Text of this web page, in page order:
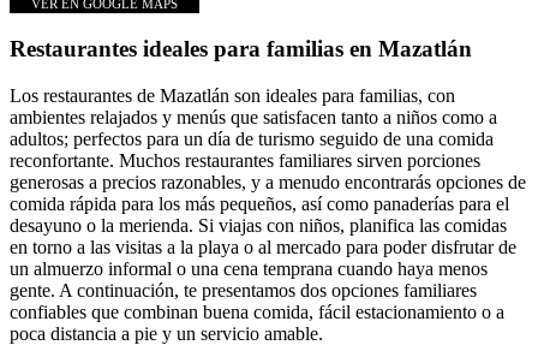
VER EN GOOGLE MAPS
Restaurantes ideales para familias en Mazatlán
Los restaurantes de Mazatlán son ideales para familias, con
ambientes relajados y menús que satisfacen tanto a niños como a
adultos; perfectos para un día de turismo seguido de una comida
reconfortante. Muchos restaurantes familiares sirven porciones
generosas a precios razonables, y a menudo encontrarás opciones de
comida rápida para los más pequeños, así como panaderías para el
desayuno o la merienda. Si viajas con niños, planifica las comidas
en torno a las visitas a la playa o al mercado para poder disfrutar de
un almuerzo informal o una cena temprana cuando haya menos
gente. A continuación, te presentamos dos opciones familiares
confiables que combinan buena comida, fácil estacionamiento o a
poca distancia a pie y un servicio amable.